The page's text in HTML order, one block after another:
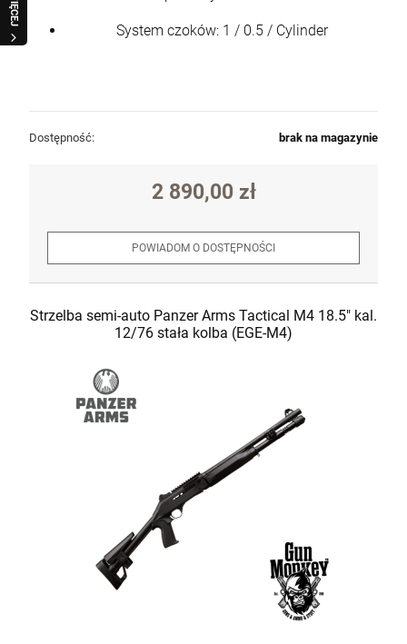
WIĘCEJ
System czoków: 1 / 0.5 / Cylinder
Dostępność: brak na magazynie
2 890,00 zł
POWIADOM O DOSTĘPNOŚCI
Strzelba semi-auto Panzer Arms Tactical M4 18.5" kal.
12/76 stała kolba (EGE-M4)